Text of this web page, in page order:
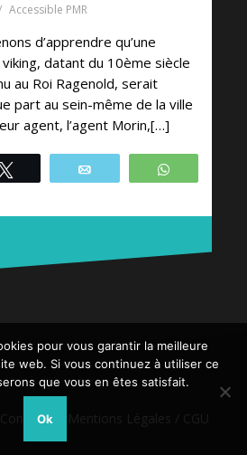
Accessible PMR
d’apprendre qu’une
datant du 10ème siècle
au Roi Ragenold, serait
part au sein-même de la ville
agent, l’agent Morin,[…]
Contact
pour vous garantir la meilleure
web. Si vous continuez à utiliser ce
que vous en êtes satisfait.
Ok